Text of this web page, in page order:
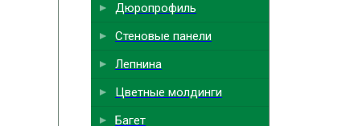
Дюропрофиль
Стеновые панели
Лепнина
Цветные молдинги
Багет